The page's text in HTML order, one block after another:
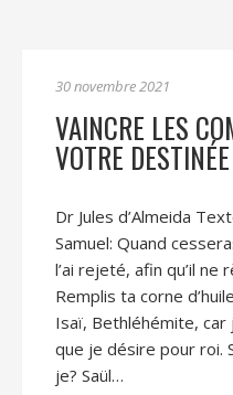
30 novembre 2021
VAINCRE LES
VOTRE DESTINÉE
Dr Jules d’Almeida
Samuel: Quand
l’ai rejeté, afin qu’il ne
Remplis ta corne
Isaï, Bethléhémite, car
que je désire pour roi.
je? Saül…